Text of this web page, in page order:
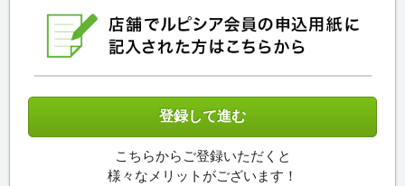
こちらからご登録いただくと
様々なメリットがございます！